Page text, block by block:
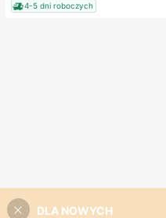
4-5 dni roboczych
DLA NOWYCH